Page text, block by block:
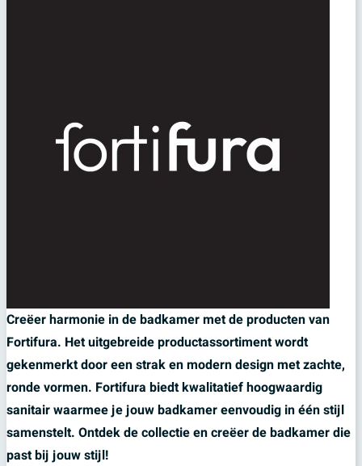
Creëer harmonie in de badkamer met de producten van
Fortifura. Het uitgebreide productassortiment wordt
gekenmerkt door een strak en modern design met zachte,
ronde vormen. Fortifura biedt kwalitatief hoogwaardig
sanitair waarmee je jouw badkamer eenvoudig in één stijl
samenstelt. Ontdek de collectie en creëer de badkamer die
past bij jouw stijl!